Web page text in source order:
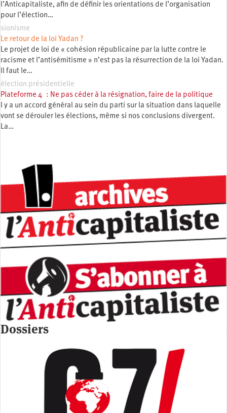
l’Anticapitaliste, afin de définir les orientations de l’organisation
pour l’élection…
sionisme
Le retour de la loi Yadan ?
Le projet de loi de « cohésion républicaine par la lutte contre le
racisme et l’antisémitisme » n’est pas la résurrection de la loi Yadan.
Il faut le…
élection présidentielle
Plateforme 4 : Ne pas céder à la résignation, faire de la politique
l y a un accord général au sein du parti sur la situation dans laquelle
vont se dérouler les élections, même si nos conclusions divergent.
La…
Dossiers